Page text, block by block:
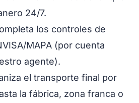
24/7.
los controles de
MAPA (por cuenta
agente).
el transporte final por
la fábrica, zona franca o